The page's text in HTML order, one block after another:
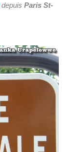
depuis Paris St-